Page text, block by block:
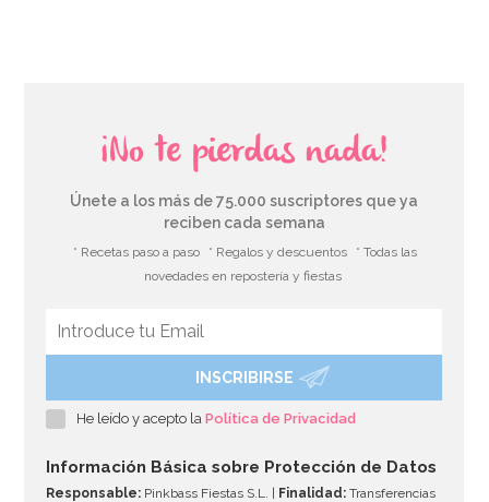
¡No te pierdas nada!
Únete a los más de 75.000 suscriptores que ya
reciben cada semana
* Recetas paso a paso * Regalos y descuentos
* Todas las
novedades en repostería y fiestas
INSCRIBIRSE
He leído y acepto laPolítica de Privacidad
Información Básica sobre Protección de Datos
Responsable: Pinkbass Fiestas S.L. | Finalidad: Transferencias